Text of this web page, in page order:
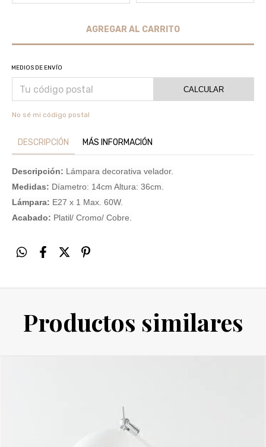
MEDIOS DE ENVÍO
CALCULAR
No sé mi código postal
DESCRIPCIÓN MÁS INFORMACIÓN
Descripción: Lámpara decorativa velador.
Medidas: Díametro: 14cm Altura: 36cm.
Lámpara: E27 x 1 Max. 60W.
Acabado: Platil/ Cromo/ Cobre.
Productos similares